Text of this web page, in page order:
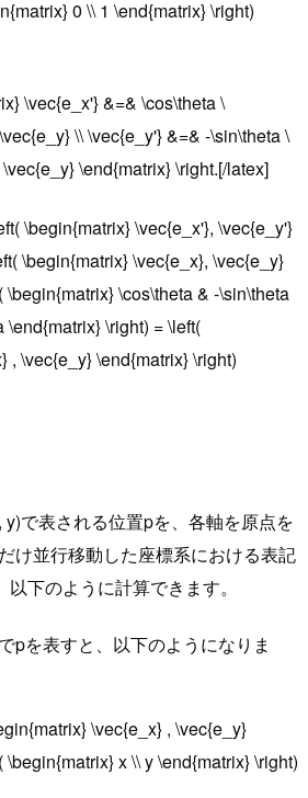
0 \\ 1 \end{matrix} \right)
\vec{e_x'} &=& \cos\theta \
\\ \vec{e_y'} &=& -\sin\theta \
\end{matrix} \right.[/latex]
\begin{matrix} \vec{e_x'}, \vec{e_y'}
\begin{matrix} \vec{e_x}, \vec{e_y}
\begin{matrix} \cos\theta & -\sin\theta
\end{matrix} \right) = \left(
, \vec{e_y} \end{matrix} \right)
で表される位置pを、各軸を原点を
け並行移動した座標系における表記
下のように計算できます。
pを表すと、以下のようになりま
\vec{e_x} , \vec{e_y}
x \\ y \end{matrix} \right)